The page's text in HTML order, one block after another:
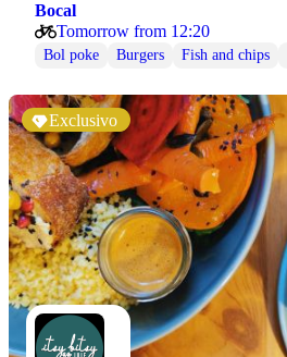
Bocal
Tomorrow from 12:20
Bol poke Burgers Fish and chips
Exclusivo